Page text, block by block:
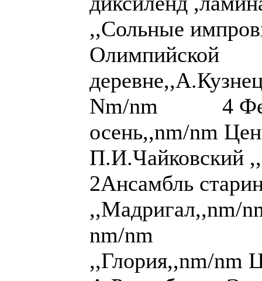
,,Сольные
Олимпийской
Nm/nm 4
осень,,nm/nm
П.И.Чайковский
2Ансамбль
,,Мадригал,,nm/
nm/nm 4
,,Глория,,nm/nm